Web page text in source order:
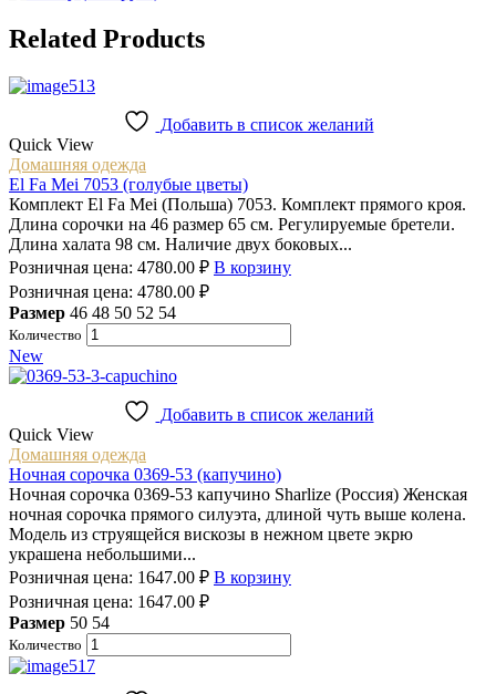
Related Products
Добавить в список желаний
Quick View
Домашняя одежда
El Fa Mеi 7053 (голубые цветы)
Комплект El Fa Mеi (Польша) 7053. Комплект прямого кроя.
Длина сорочки на 46 размер 65 см. Регулируемые бретели.
Длина халата 98 см. Наличие двух боковых...
Розничная цена: 4780.00 ₽ В корзину
Розничная цена: 4780.00 ₽
Размер 46 48 50 52 54
Количество
New
Добавить в список желаний
Quick View
Домашняя одежда
Ночная сорочка 0369-53 (капучино)
Ночная сорочка 0369-53 капучино Sharlize (Россия) Женская
ночная сорочка прямого силуэта, длиной чуть выше колена.
Модель из струящейся вискозы в нежном цвете экрю
украшена небольшими...
Розничная цена: 1647.00 ₽ В корзину
Розничная цена: 1647.00 ₽
Размер 50 54
Количество